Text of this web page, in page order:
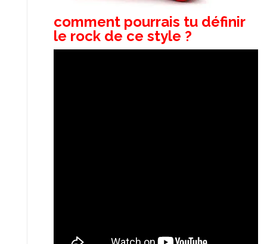
comment pourrais tu définir
le rock de ce style ?